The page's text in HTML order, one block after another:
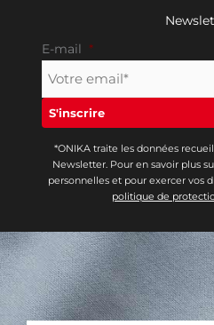
E-mail *
*ONIKA traite les données
Newsletter. Pour en savoir plus
personnelles et pour exercer vos
politique de